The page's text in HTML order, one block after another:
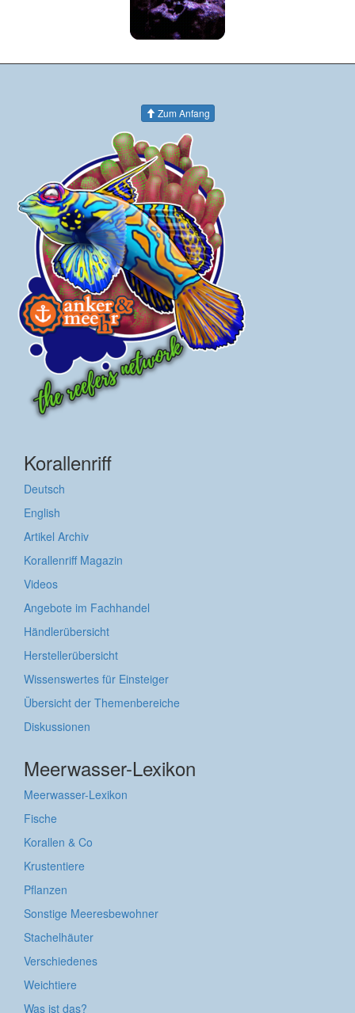
Zum Anfang
Korallenriff
Deutsch
English
Artikel Archiv
Korallenriff Magazin
Videos
Angebote im Fachhandel
Händlerübersicht
Herstellerübersicht
Wissenswertes für Einsteiger
Übersicht der Themenbereiche
Diskussionen
Meerwasser-Lexikon
Meerwasser-Lexikon
Fische
Korallen & Co
Krustentiere
Pflanzen
Sonstige Meeresbewohner
Stachelhäuter
Verschiedenes
Weichtiere
Was ist das?